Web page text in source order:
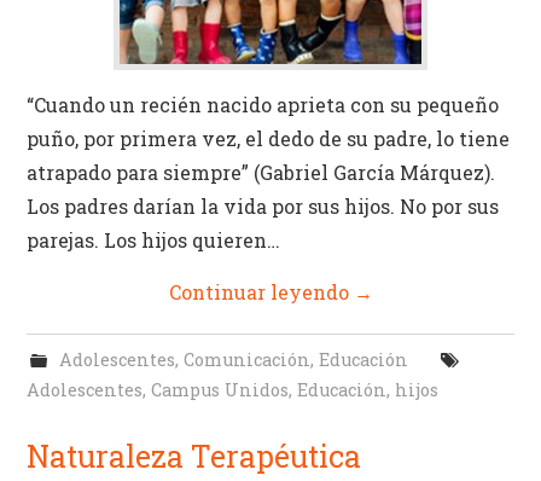
“Cuando un recién nacido aprieta con su pequeño
puño, por primera vez, el dedo de su padre, lo tiene
atrapado para siempre” (Gabriel García Márquez).
Los padres darían la vida por sus hijos. No por sus
parejas. Los hijos quieren…
Continuar leyendo →
Adolescentes, Comunicación, Educación
Adolescentes,Campus Unidos,Educación, hijos
Naturaleza Terapéutica